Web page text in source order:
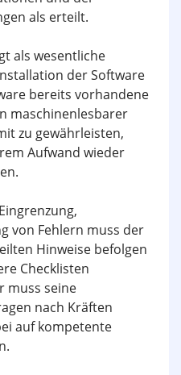
als erteilt.
als wesentliche
der Software
bereits vorhandene
maschinenlesbarer
zu gewährleisten,
Aufwand wieder
von Fehlern muss der
Hinweise befolgen
Checklisten
muss seine
nach Kräften
auf kompetente